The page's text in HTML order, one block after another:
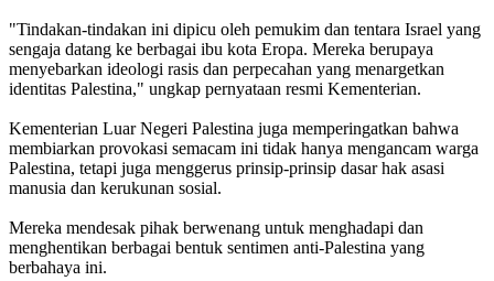
"Tindakan-tindakan ini dipicu oleh pemukim dan tentara Israel yang
sengaja datang ke berbagai ibu kota Eropa. Mereka berupaya
menyebarkan ideologi rasis dan perpecahan yang menargetkan
identitas Palestina," ungkap pernyataan resmi Kementerian.
Kementerian Luar Negeri Palestina juga memperingatkan bahwa
membiarkan provokasi semacam ini tidak hanya mengancam warga
Palestina, tetapi juga menggerus prinsip-prinsip dasar hak asasi
manusia dan kerukunan sosial.
Mereka mendesak pihak berwenang untuk menghadapi dan
menghentikan berbagai bentuk sentimen anti-Palestina yang
berbahaya ini.